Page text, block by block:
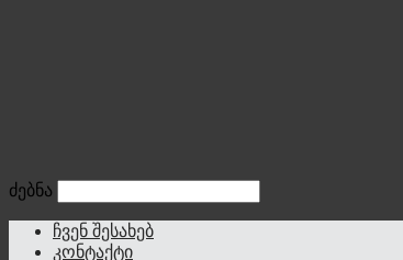
ძებნა
ჩვენ შესახებ
კონტაქტი